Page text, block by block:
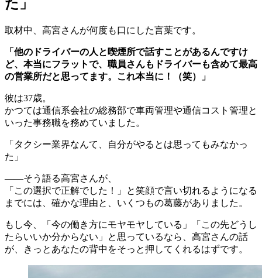
た」
取材中、高宮さんが何度も口にした言葉です。
「他のドライバーの人と喫煙所で話すことがあるんですけ
ど、本当にフラットで、職員さんもドライバーも含めて最高
の営業所だと思ってます。これ本当に！（笑）」
彼は37歳。
かつては通信系会社の総務部で車両管理や通信コスト管理と
いった事務職を務めていました。
「タクシー業界なんて、自分がやるとは思ってもみなかっ
た」
――そう語る高宮さんが、
「この選択で正解でした！」と笑顔で言い切れるようになる
までには、確かな理由と、いくつもの葛藤がありました。
もし今、「今の働き方にモヤモヤしている」「この先どうし
たらいいか分からない」と思っているなら、高宮さんの話
が、きっとあなたの背中をそっと押してくれるはずです。